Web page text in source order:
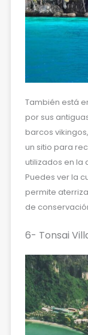
También está
por sus
barcos
un sitio para
utilizados en la
Puedes ver la
permite
de
6- Tonsai